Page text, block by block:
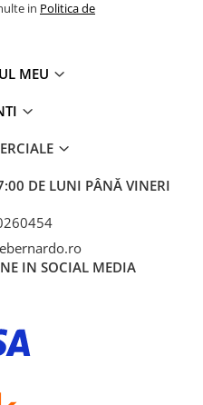
in Politica de
MEU
DE LUNI PÂNĂ VINERI
IN SOCIAL MEDIA